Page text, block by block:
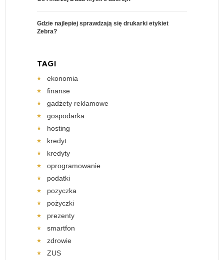
Gdzie najlepiej sprawdzają się drukarki etykiet
Zebra?
TAGI
ekonomia
finanse
gadżety reklamowe
gospodarka
hosting
kredyt
kredyty
oprogramowanie
podatki
pozyczka
pożyczki
prezenty
smartfon
zdrowie
ZUS